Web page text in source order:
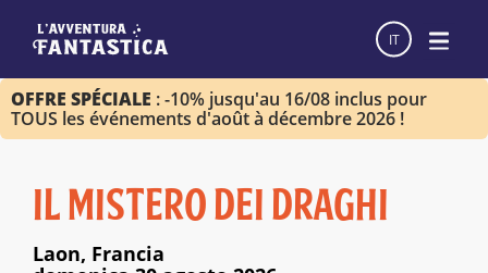
IT
OFFRE SPÉCIALE : -10% jusqu'au 16/08 inclus pour
TOUS les événements d'août à décembre 2026 !
IL MISTERO DEI DRAGHI
Laon, Francia